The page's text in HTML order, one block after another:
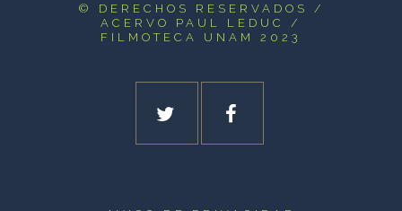
© DERECHOS RESERVADOS
/
ACERVO PAUL LEDUC /
FILMOTECA UNAM 2023